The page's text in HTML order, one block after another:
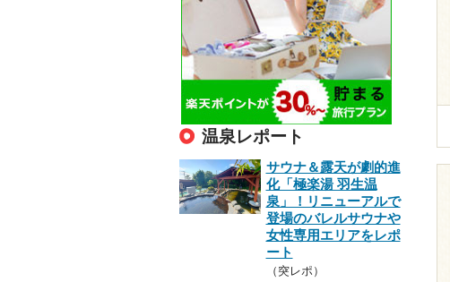
温泉レポート
サウナ＆露天が劇的進
化「極楽湯 羽生温
泉」！リニューアルで
登場のバレルサウナや
女性専用エリアをレポ
ート
（突レポ）